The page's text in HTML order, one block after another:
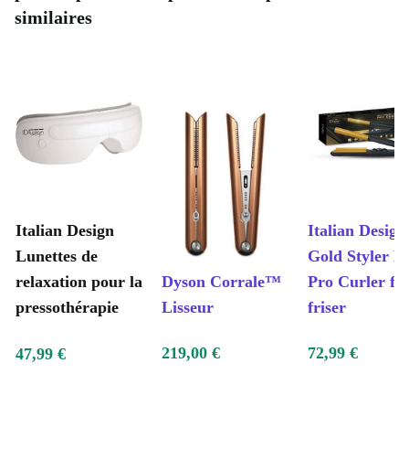
similaires
Italian Design
Lunettes de
relaxation pour la
pressothérapie
Dyson Corrale™
Lisseur
Italian Design
Gold Styler
Pro Curler
friser
47,99 € 219,00 € 72,99 €